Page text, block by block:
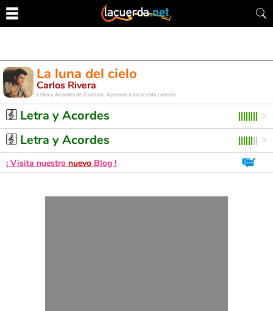
La luna del cielo
Carlos Rivera
Letra y Acordes de Guitarra. Aprende a tocar esta canción
Letra y Acordes
Letra y Acordes
¡ Visita nuestro nuevo Blog !